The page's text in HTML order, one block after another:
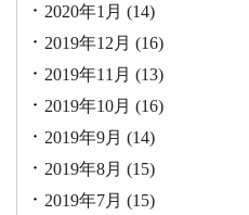
2020年1月 (14)
2019年12月 (16)
2019年11月 (13)
2019年10月 (16)
2019年9月 (14)
2019年8月 (15)
2019年7月 (15)